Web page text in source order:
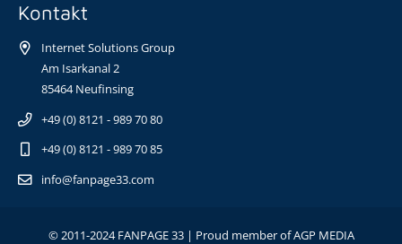
Kontakt
Internet Solutions Group
Am Isarkanal 2
85464 Neufinsing
+49 (0) 8121 - 989 70 80
+49 (0) 8121 - 989 70 85
info@fanpage33.com
© 2011-2024 FANPAGE 33 | Proud member ofAGP MEDIA